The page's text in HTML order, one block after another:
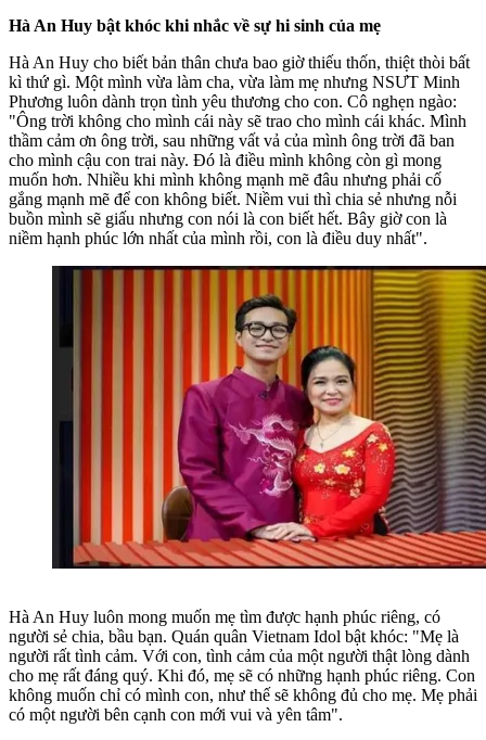
Hà An Huy bật khóc khi nhắc về sự hi sinh của mẹ
Hà An Huy cho biết bản thân chưa bao giờ thiếu thốn, thiệt thòi bất
kì thứ gì. Một mình vừa làm cha, vừa làm mẹ nhưng NSƯT Minh
Phương luôn dành trọn tình yêu thương cho con. Cô nghẹn ngào:
"Ông trời không cho mình cái này sẽ trao cho mình cái khác. Mình
thầm cảm ơn ông trời, sau những vất vả của mình ông trời đã ban
cho mình cậu con trai này. Đó là điều mình không còn gì mong
muốn hơn. Nhiều khi mình không mạnh mẽ đâu nhưng phải cố
gắng mạnh mẽ để con không biết. Niềm vui thì chia sẻ nhưng nỗi
buồn mình sẽ giấu nhưng con nói là con biết hết. Bây giờ con là
niềm hạnh phúc lớn nhất của mình rồi, con là điều duy nhất".
Hà An Huy luôn mong muốn mẹ tìm được hạnh phúc riêng, có
người sẻ chia, bầu bạn. Quán quân Vietnam Idol bật khóc: "Mẹ là
người rất tình cảm. Với con, tình cảm của một người thật lòng dành
cho mẹ rất đáng quý. Khi đó, mẹ sẽ có những hạnh phúc riêng. Con
không muốn chỉ có mình con, như thế sẽ không đủ cho mẹ. Mẹ phải
có một người bên cạnh con mới vui và yên tâm".